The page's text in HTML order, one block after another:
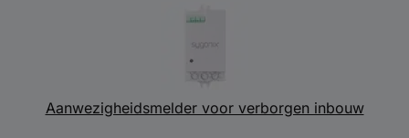
Aanwezigheidsmelder voor verborgen inbouw